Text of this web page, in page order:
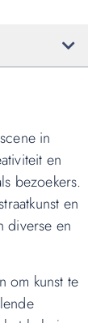
in
en
bezoekers.
en
diverse en
om kunst te